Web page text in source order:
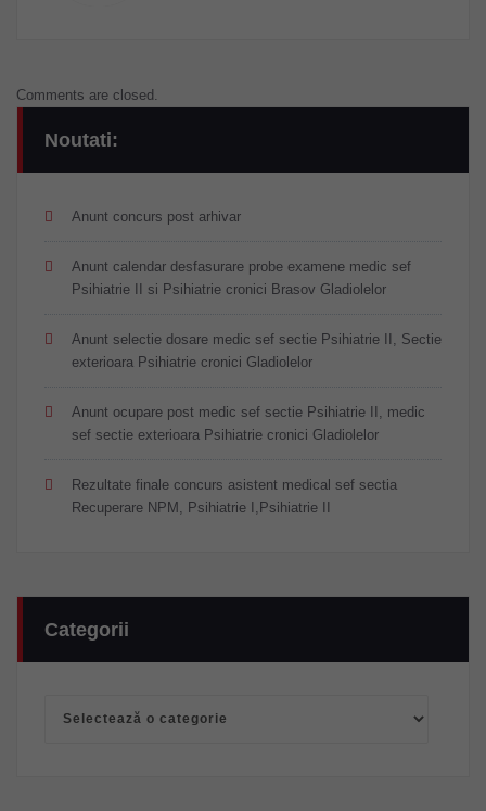
Comments are closed.
Noutati:
Anunt concurs post arhivar
Anunt calendar desfasurare probe examene medic sef
Psihiatrie II si Psihiatrie cronici Brasov Gladiolelor
Anunt selectie dosare medic sef sectie Psihiatrie II, Sectie
exterioara Psihiatrie cronici Gladiolelor
Anunt ocupare post medic sef sectie Psihiatrie II, medic
sef sectie exterioara Psihiatrie cronici Gladiolelor
Rezultate finale concurs asistent medical sef sectia
Recuperare NPM, Psihiatrie I,Psihiatrie II
Categorii